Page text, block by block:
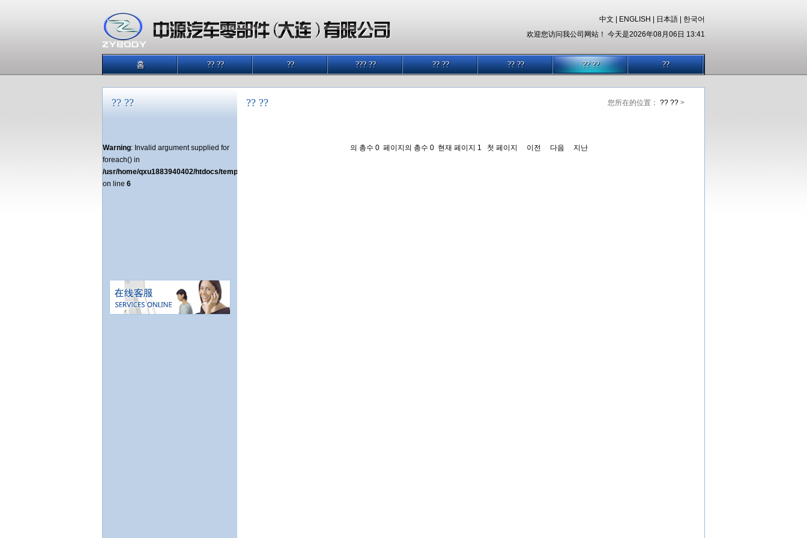
中文 ENGLISH 日本語
한국어
欢迎您访问我公司网站！ 今天是2026年08月06日 13:41
홈 ?? ?? ?? ??? ?? ?? ?? ?? ?? ?? ?? ??
?? ??
Warning: Invalid argument supplied for
foreach() in
/usr/home/qxu1883940402/htdocs/templets/left1.php
on line 6
您所在的位置： ?? ?? >
?? ??
의 총수 0 페이지의 총수 0 현재 페이지 1 첫 페이지 이전 다음 지난